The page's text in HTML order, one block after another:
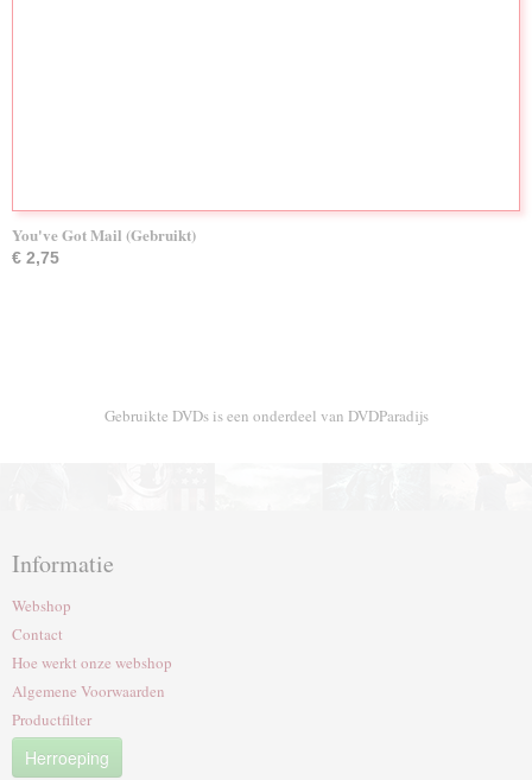
You've Got Mail (Gebruikt)
€ 2,75
Gebruikte DVDs is een onderdeel van DVDParadijs
Informatie
Webshop
Contact
Hoe werkt onze webshop
Algemene Voorwaarden
Productfilter
Herroeping